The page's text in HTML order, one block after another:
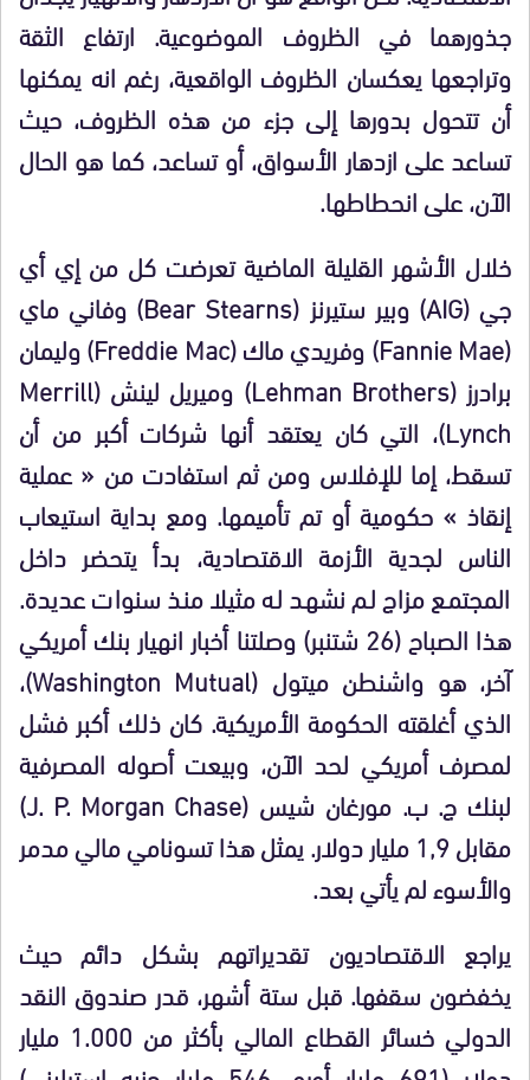
جذورهما في الظروف الموضوعية. ارتفاع الثقة
وتراجعها يعكسان الظروف الواقعية، رغم انه يمكنها
أن تتحول بدورها إلى جزء من هذه الظروف، حيث
تساعد على ازدهار الأسواق، أو تساعد، كما هو الحال
الآن، على انحطاطها.
خلال الأشهر القليلة الماضية تعرضت كل من إي أي
جي (AIG) وبير ستيرنز (Bear Stearns) وفاني ماي
(Fannie Mae) وفريدي ماك (Freddie Mac) وليمان
برادرز (Lehman Brothers) وميريل لينش (Merrill
Lynch)، التي كان يعتقد أنها شركات أكبر من أن
تسقط، إما للإفلاس ومن ثم استفادت من « عملية
إنقاذ » حكومية أو تم تأميمها. ومع بداية استيعاب
الناس لجدية الأزمة الاقتصادية، بدأ يتحضر داخل
المجتمع مزاج لم نشهد له مثيلا منذ سنوات عديدة.
هذا الصباح (26 شتنبر) وصلتنا أخبار انهيار بنك أمريكي
آخر، هو واشنطن ميتول (Washington Mutual)،
الذي أغلقته الحكومة الأمريكية. كان ذلك أكبر فشل
لمصرف أمريكي لحد الآن، وبيعت أصوله المصرفية
لبنك ج. ب. مورغان شيس (J. P. Morgan Chase)
مقابل 1,9 مليار دولار. يمثل هذا تسونامي مالي مدمر
والأسوء لم يأتي بعد.
يراجع الاقتصاديون تقديراتهم بشكل دائم حيث
يخفضون سقفها. قبل ستة أشهر، قدر صندوق النقد
الدولي خسائر القطاع المالي بأكثر من 1.000 مليار